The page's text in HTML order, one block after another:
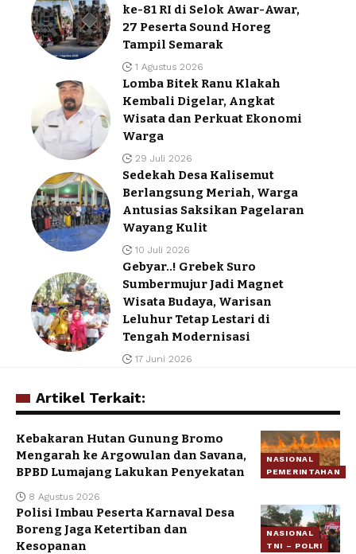
ke-81 RI di Selok Awar-Awar,
27 Peserta Sound Horeg
Tampil Semarak
1 Agustus 2026
Lomba Bitek Ranu Klakah
Kembali Digelar, Angkat
Wisata dan Perkuat Ekonomi
Warga
29 Juli 2026
Sedekah Desa Kalisemut
Berlangsung Meriah, Warga
Antusias Saksikan Pagelaran
Wayang Kulit
10 Juli 2026
Gebyar..! Grebek Suro
Sumbermujur Jadi Magnet
Wisata Budaya, Warisan
Leluhur Tetap Lestari di
Tengah Modernisasi
17 Juni 2026
Artikel Terkait:
NASIONAL
PEMERINTAHAN
Kebakaran Hutan Gunung Bromo
Mengarah ke Argowulan dan Savana,
BPBD Lumajang Lakukan Penyekatan
8 Agustus 2026
NASIONAL
TNI – POLRI
Polisi Imbau Peserta Karnaval Desa
Boreng Jaga Ketertiban dan
Kesopanan